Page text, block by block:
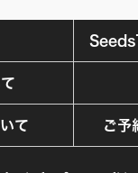
て ご予